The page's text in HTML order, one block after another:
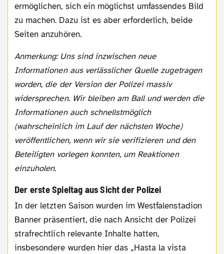
ermöglichen, sich ein möglichst umfassendes Bild
zu machen. Dazu ist es aber erforderlich, beide
Seiten anzuhören.
Anmerkung: Uns sind inzwischen neue
Informationen aus verlässlicher Quelle zugetragen
worden, die der Version der Polizei massiv
widersprechen. Wir bleiben am Ball und werden die
Informationen auch schnellstmöglich
(wahrscheinlich im Lauf der nächsten Woche)
veröffentlichen, wenn wir sie verifizieren und den
Beteiligten vorlegen konnten, um Reaktionen
einzuholen.
Der erste Spieltag aus Sicht der Polizei
In der letzten Saison wurden im Westfalenstadion
Banner präsentiert, die nach Ansicht der Polizei
strafrechtlich relevante Inhalte hatten,
insbesondere wurden hier das „Hasta la vista